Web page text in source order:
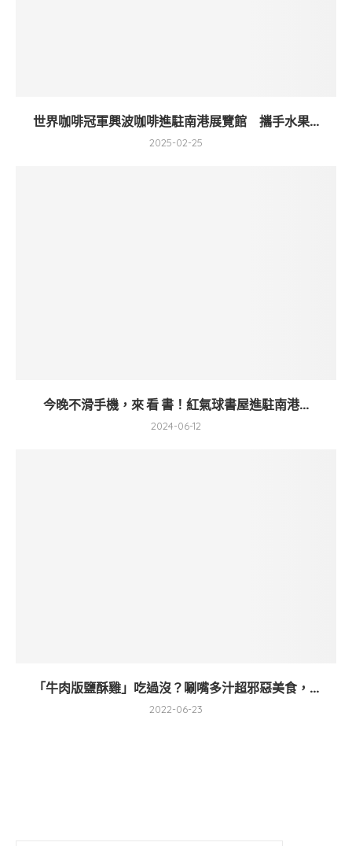
世界咖啡冠軍興波咖啡進駐南港展覽館 攜手水果...
2025-02-25
今晚不滑手機，來 看 書！紅氣球書屋進駐南港...
2024-06-12
「牛肉版鹽酥雞」吃過沒？唰嘴多汁超邪惡美食，...
2022-06-23